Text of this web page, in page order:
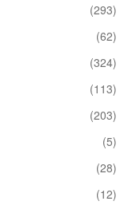
(293)
(62)
(324)
(113)
(203)
(5)
(28)
(12)